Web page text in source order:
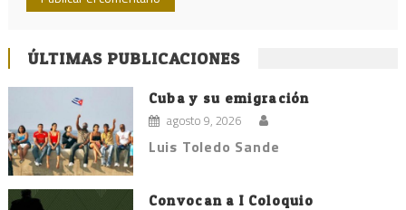
ÚLTIMAS PUBLICACIONES
Cuba y su emigración
agosto 9, 2026
Luis Toledo Sande
Convocan a I Coloquio